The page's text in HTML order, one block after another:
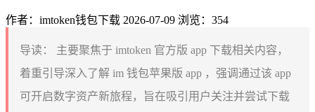
作者：imtoken钱包下载 2026-07-09 浏览：354
导读：
主要聚焦于 imtoken 官方版 app 下载相关内容，
着重引导深入了解 im 钱包苹果版 app ，强调通过该 app
可开启数字资产新旅程，旨在吸引用户关注并尝试下载